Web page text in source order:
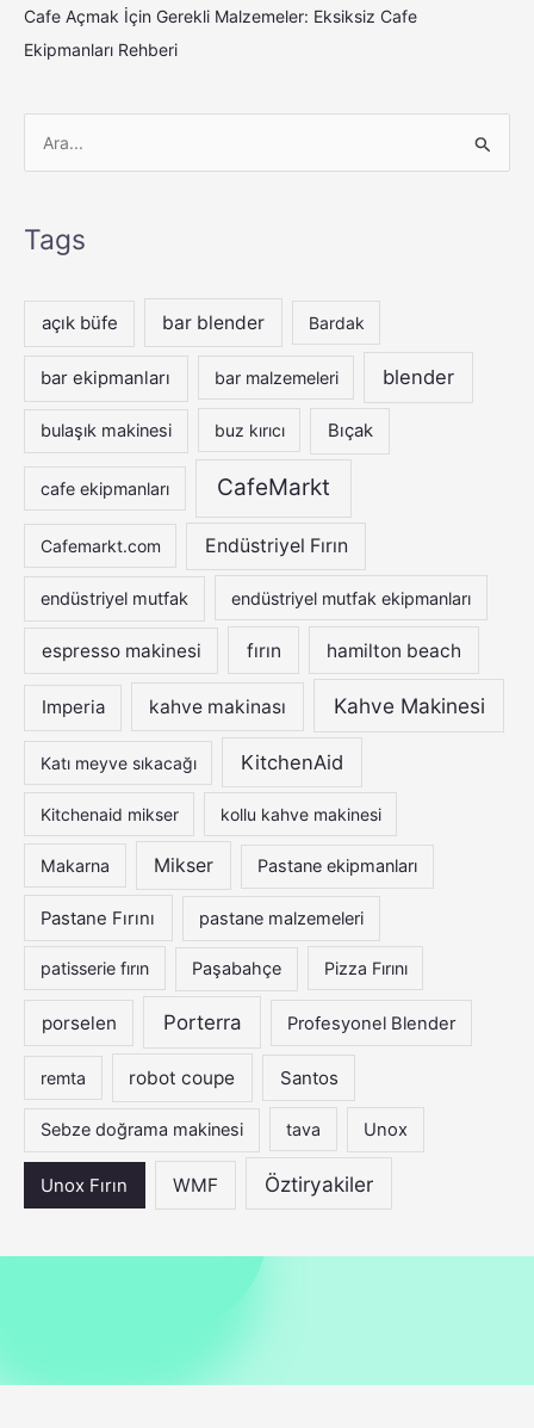
Cafe Açmak İçin Gerekli Malzemeler: Eksiksiz Cafe
Ekipmanları Rehberi
f
r
:
Tags
açık büfe bar blender Bardak
bar ekipmanları bar malzemeleri blender
bulaşık makinesi buz kırıcı Bıçak
cafe ekipmanları CafeMarkt
Cafemarkt.com Endüstriyel Fırın
endüstriyel mutfak endüstriyel mutfak ekipmanları
espresso makinesi fırın hamilton beach
Imperia kahve makinası Kahve Makinesi
Katı meyve sıkacağı KitchenAid
Kitchenaid mikser kollu kahve makinesi
Makarna Mikser Pastane ekipmanları
Pastane Fırını pastane malzemeleri
patisserie fırın Paşabahçe Pizza Fırını
porselen Porterra Profesyonel Blender
remta robot coupe Santos
Sebze doğrama makinesi tava Unox
Unox Fırın WMF Öztiryakiler